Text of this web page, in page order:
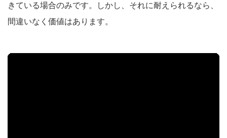
きている場合のみです。しかし、それに耐えられるなら、
間違いなく価値はあります。